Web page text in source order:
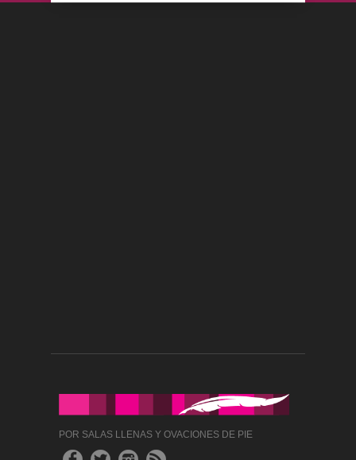
POR SALAS LLENAS Y OVACIONES DE PIE